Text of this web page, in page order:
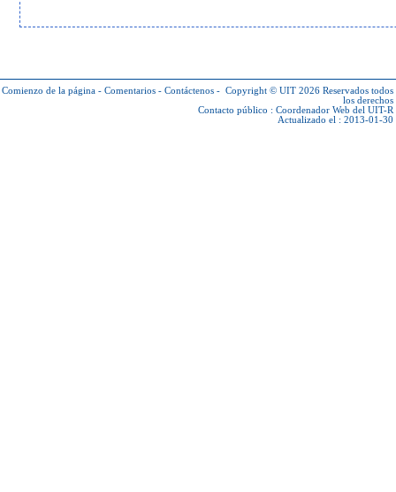
Comienzo de la página - Comentarios - Contáctenos - Copyright © UIT 2026 Reservados todos
los derechos
Contacto público : Coordenador Web del UIT-R
Actualizado el : 2013-01-30